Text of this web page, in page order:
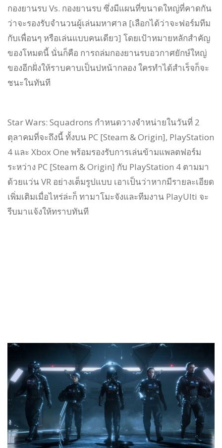
กองยานรบ Vs. กองยานรบ ซึ่งมีแผนที่ขนาดใหญ่ที่คาดกัน
ว่าจะรองรับจำนวนผู้เล่นมหาศาล [เลือกได้ว่าจะฟอร์มทีม
กับเพื่อนๆ หรือเล่นแบบคนเดียว] โดยเป้าหมายหลักสำคัญ
ของโหมดนี้ นั่นก็คือ การถล่มกองยานรบอวกาศยักษ์ใหญ่
ของอีกฝั่งให้ราบคาบเป็นปหน้ากลอง ใครทำได้สำเร็จก็จะ
ชนะในทันที
Star Wars: Squadrons กำหนดวางจำหน่ายในวันที่ 2
ตุลาคมที่จะถึงนี้ ทั้งบน PC [Steam & Origin], PlayStation
4 และ Xbox One พร้อมรองรับการเล่นข้ามแพลตฟอร์ม
ระหว่าง PC [Steam & Origin] กับ PlayStation 4 ตามมา
ด้วยแว่น VR อย่างเต็มรูปแบบ เอาเป็นว่าหากมีรายละเอียด
เพิ่มเติมเมื่อไหร่ล่ะก็ ทามาโมะจังและทีมงาน PlayUlti จะ
รีบมาแจ้งให้ทราบทันที